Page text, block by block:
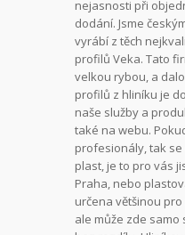
nejasnosti při
dodání. Jsme
vyrábí z těch
profilů Veka. Tato
velkou rybou, a
profilů z hliníku je
naše služby a
také na webu.
profesionály, tak
plast, je to pro vás
Praha, nebo
určena většinou
ale může zde